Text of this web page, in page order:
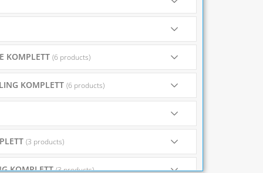
KOMPLETT (6 products)
KOMPLETT (6 products)
(3 products)
KOMPLETT(3 products)